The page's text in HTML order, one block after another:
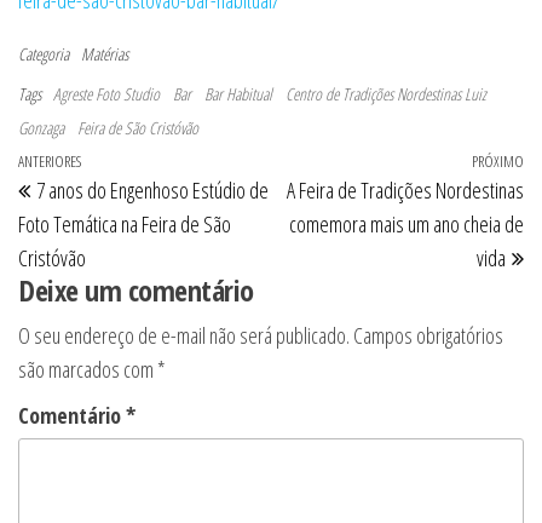
Categoria Matérias
Tags Agreste Foto Studio Bar Bar Habitual
Centro de Tradições Nordestinas Luiz
Gonzaga
Feira de São Cristóvão
Navegação de Post
Post anterior
ANTERIORES
7 anos do Engenhoso Estúdio de
Foto Temática na Feira de São
Cristóvão
PRÓXIMO
A Feira de Tradições Nordestinas
comemora mais um ano cheia de
vida
Deixe um comentário
O seu endereço de e-mail não será publicado. Campos obrigatórios
são marcados com *
Comentário*